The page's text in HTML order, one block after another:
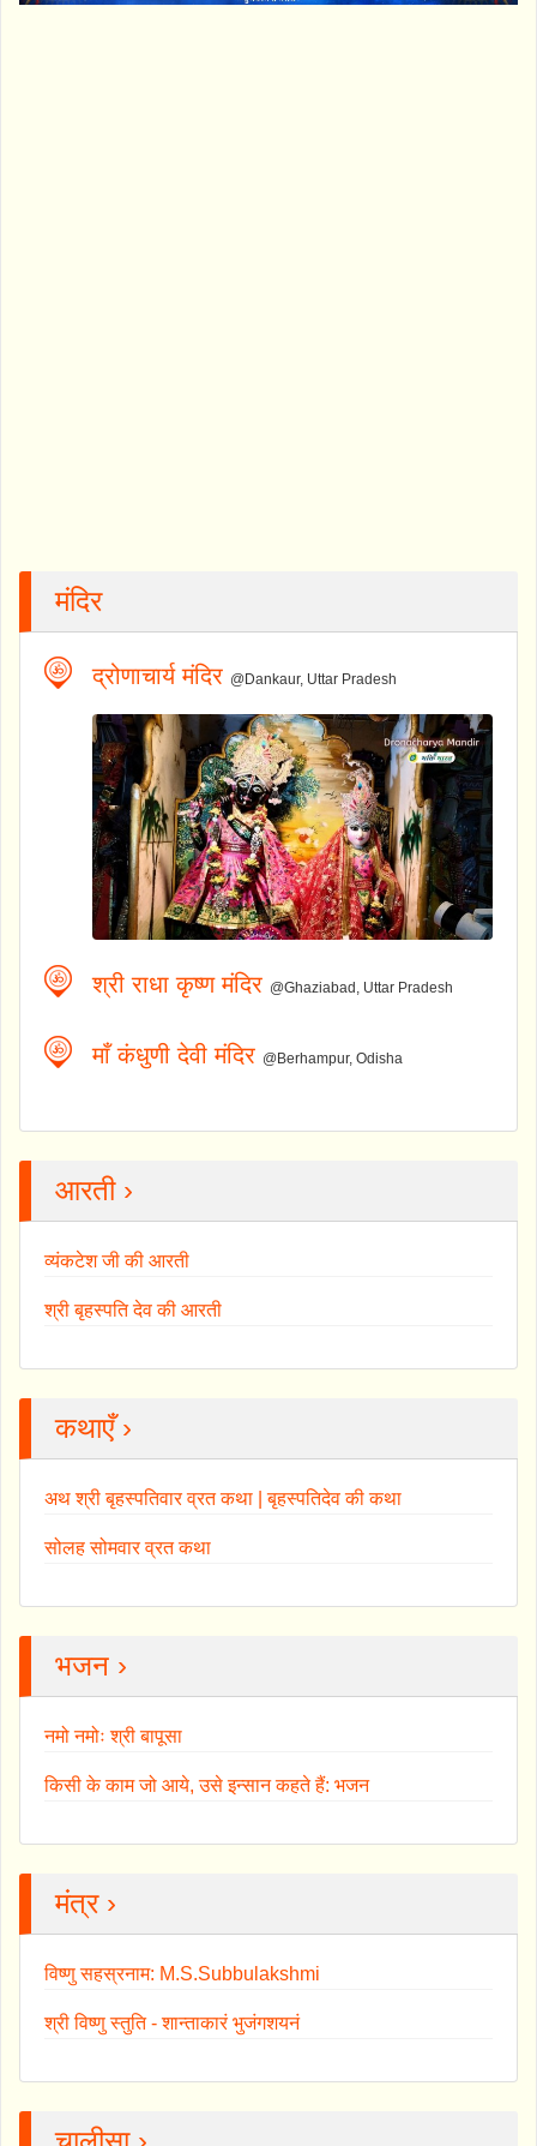
मंदिर
द्रोणाचार्य मंदिर @Dankaur, Uttar Pradesh
श्री राधा कृष्ण मंदिर @Ghaziabad, Uttar Pradesh
माँ कंधुणी देवी मंदिर @Berhampur, Odisha
आरती ›
व्यंकटेश जी की आरती
श्री बृहस्पति देव की आरती
कथाएँ ›
अथ श्री बृहस्पतिवार व्रत कथा | बृहस्पतिदेव की कथा
सोलह सोमवार व्रत कथा
भजन ›
नमो नमोः श्री बापूसा
किसी के काम जो आये, उसे इन्सान कहते हैं: भजन
मंत्र ›
विष्णु सहस्रनाम: M.S.Subbulakshmi
श्री विष्णु स्तुति - शान्ताकारं भुजंगशयनं